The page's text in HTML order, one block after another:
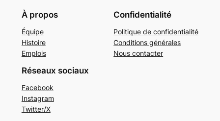
À propos
Équipe
Histoire
Emplois
Confidentialité
Politique de confidentialité
Conditions générales
Nous contacter
Réseaux sociaux
Facebook
Instagram
Twitter/X